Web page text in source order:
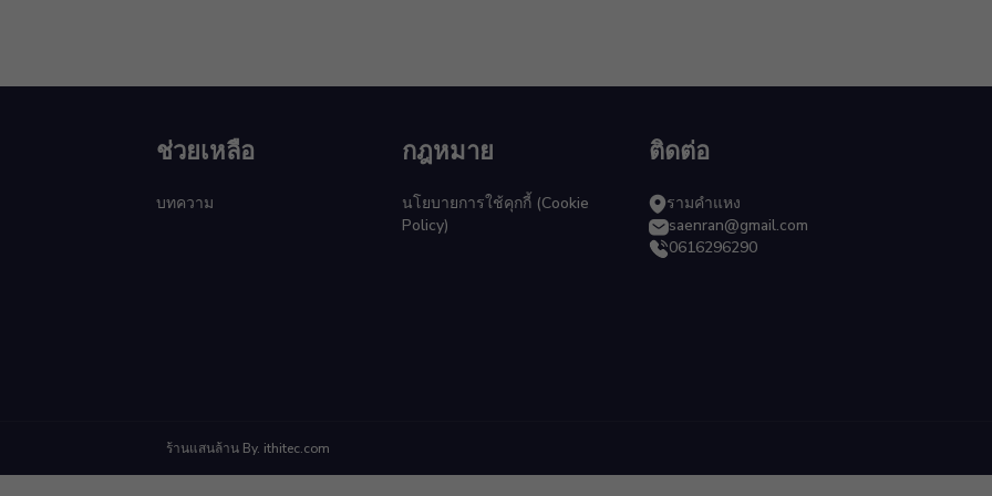
ช่วยเหลือ
บทความ
กฎหมาย
นโยบายการใช้คุกกี้ (Cookie
Policy)
ติดต่อ
รามคำแหง
saenran@gmail.com
0616296290
ร้านแสนล้าน By. ithitec.com